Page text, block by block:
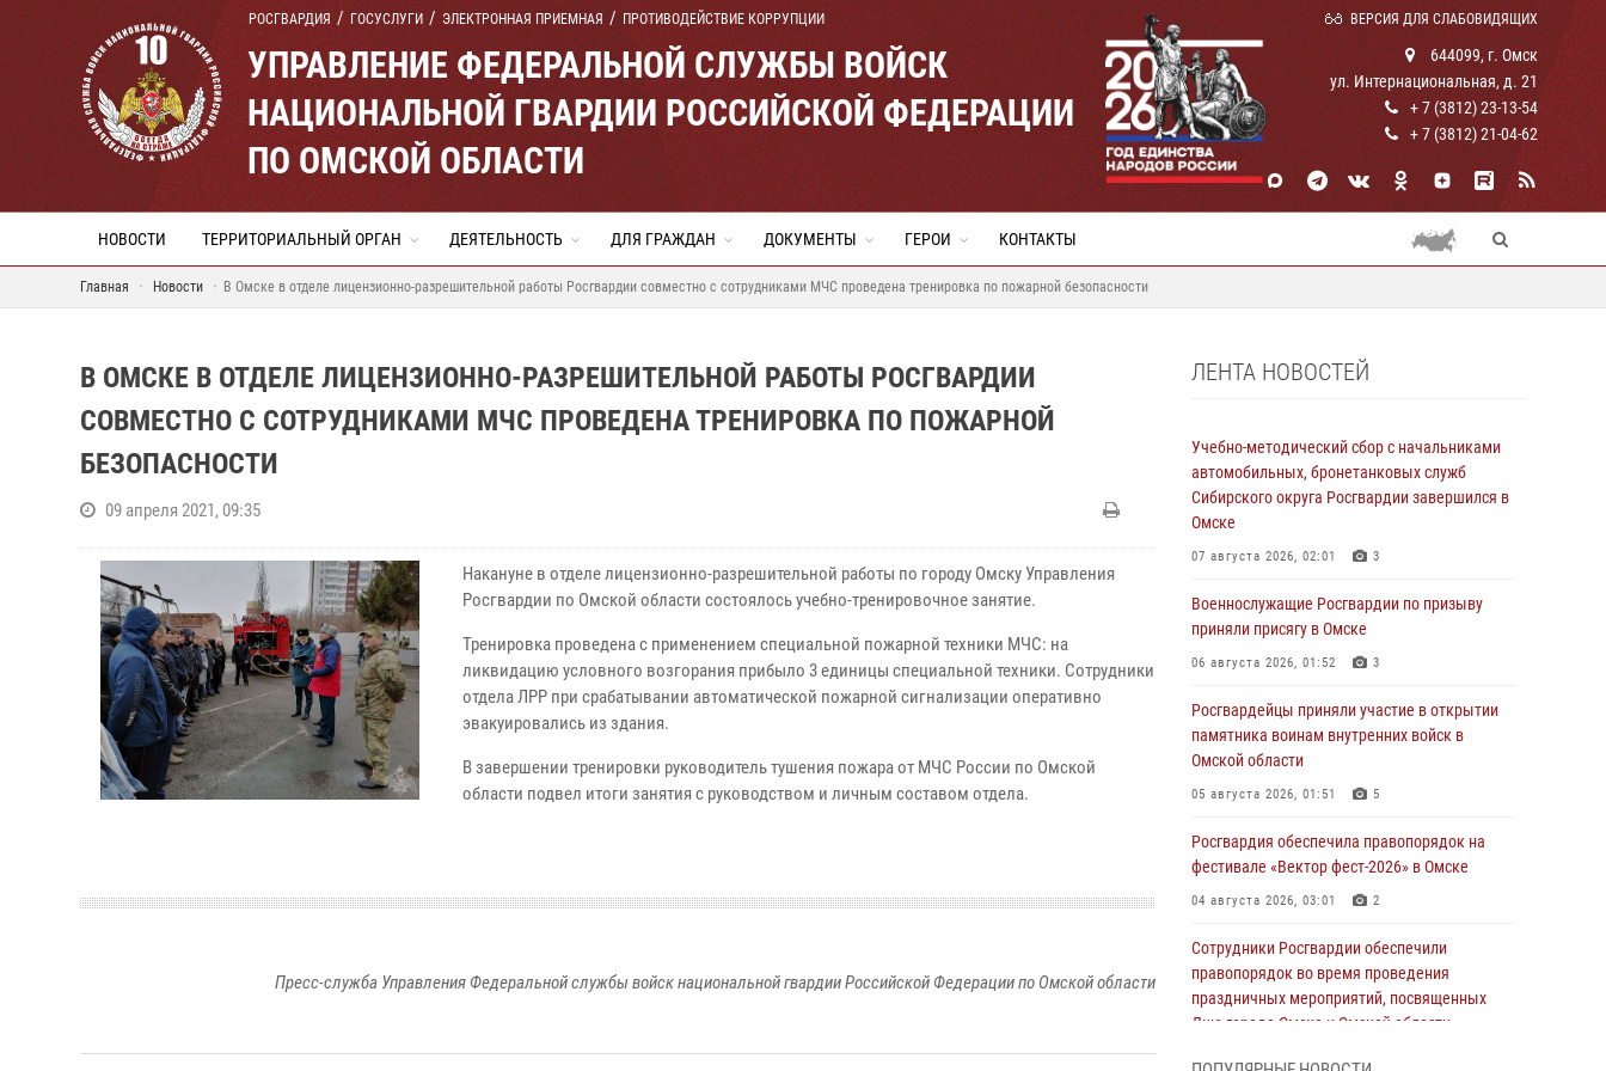
РОСГВАРДИЯ ГОСУСЛУГИ ЭЛЕКТРОННАЯ ПРИЕМНАЯ ПРОТИВОДЕЙСТВИЕ КОРРУПЦИИ ВЕРСИЯ ДЛЯ СЛАБОВИДЯЩИХ
УПРАВЛЕНИЕ ФЕДЕРАЛЬНОЙ СЛУЖБЫ ВОЙСК
НАЦИОНАЛЬНОЙ ГВАРДИИ РОССИЙСКОЙ ФЕДЕРАЦИИ
ПО ОМСКОЙ ОБЛАСТИ
644099, г. Омск
ул. Интернациональная, д. 21
+ 7 (3812) 23-13-54
+ 7 (3812) 21-04-62
НОВОСТИ ТЕРРИТОРИАЛЬНЫЙ ОРГАН ДЕЯТЕЛЬНОСТЬ ДЛЯ ГРАЖДАН ДОКУМЕНТЫ ГЕРОИ КОНТАКТЫ
Главная Новости В Омске в отделе лицензионно-разрешительной работы Росгвардии совместно с сотрудниками МЧС проведена тренировка по пожарной безопасности
В ОМСКЕ В ОТДЕЛЕ ЛИЦЕНЗИОННО-РАЗРЕШИТЕЛЬНОЙ РАБОТЫ РОСГВАРДИИ
СОВМЕСТНО С СОТРУДНИКАМИ МЧС ПРОВЕДЕНА ТРЕНИРОВКА ПО ПОЖАРНОЙ
БЕЗОПАСНОСТИ
09 апреля 2021, 09:35
Накануне в отделе лицензионно-разрешительной работы по городу Омску Управления
Росгвардии по Омской области состоялось учебно-тренировочное занятие.
Тренировка проведена с применением специальной пожарной техники МЧС: на
ликвидацию условного возгорания прибыло 3 единицы специальной техники. Сотрудники
отдела ЛРР при срабатывании автоматической пожарной сигнализации оперативно
эвакуировались из здания.
В завершении тренировки руководитель тушения пожара от МЧС России по Омской
области подвел итоги занятия с руководством и личным составом отдела.
Пресс-служба Управления Федеральной службы войск национальной гвардии Российской Федерации по Омской области
ЛЕНТА НОВОСТЕЙ
Учебно-методический сбор с начальниками
автомобильных, бронетанковых служб
Сибирского округа Росгвардии завершился в
Омске
07 августа 2026, 02:01 3
Военнослужащие Росгвардии по призыву
приняли присягу в Омске
06 августа 2026, 01:52 3
Росгвардейцы приняли участие в открытии
памятника воинам внутренних войск в
Омской области
05 августа 2026, 01:51 5
Росгвардия обеспечила правопорядок на
фестивале «Вектор фест-2026» в Омске
04 августа 2026, 03:01 2
Сотрудники Росгвардии обеспечили
правопорядок во время проведения
праздничных мероприятий, посвященных
Дню города Омска и Омской области